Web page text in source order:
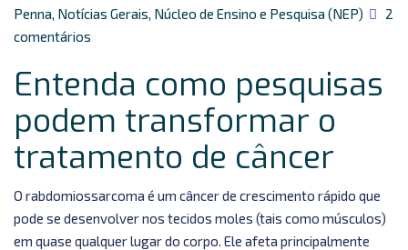
Penna, Notícias Gerais, Núcleo de Ensino e Pesquisa (NEP)
2
comentários
como
podem
transformar
o
tratamento
de
câncer
Entenda como pesquisas
podem transformar o
tratamento de câncer
O rabdomiossarcoma é um câncer de crescimento rápido que
pode se desenvolver nos tecidos moles (tais como músculos)
em quase qualquer lugar do corpo. Ele afeta principalmente